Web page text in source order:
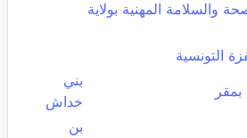
والسلامة المهنية بولاية
التونسية
بني
خداش
بن